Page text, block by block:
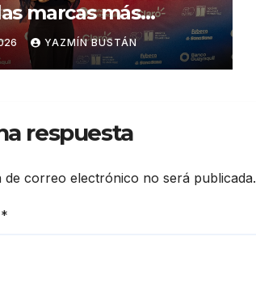
marcas más
del Ecuador
YAZMÍN BUSTÁN
respuesta
de correo electrónico no será publicada.
*